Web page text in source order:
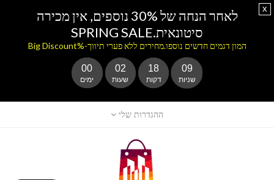
ההגדרות שלי
לאחר הנחה של 30% נוספים, אין מכירה
סיטונאית.SPRING SALE
המון דגמים חדשים נוספו.מחירים ללא פערי תיווך-%Big Discount
00
ימים
02
שעות
18
דקות
09
שניות
x